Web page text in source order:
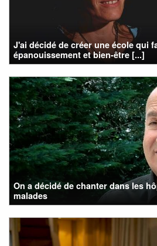
J'ai décidé de créer une école qui
épanouissement et bien-être [...]
On a décidé de chanter dans les
malades